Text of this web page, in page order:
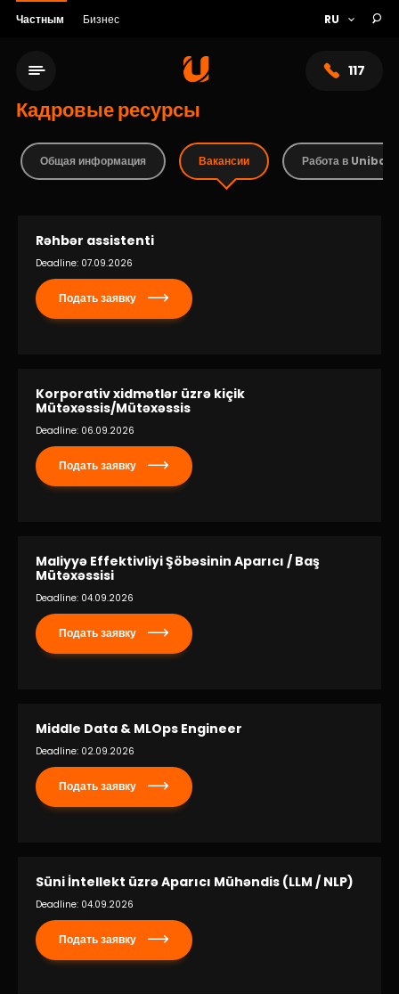
Частным Бизнес
117
Сеть обслуживания
Устойчивость
Кешбэк
Тарифы
F.A.Q
Кадровые ресурсы
Общая информация Вакансии Работа в
Rəhbər assistenti
Deadline: 07.09.2026
Подать заявку
Korporativ xidmətlər üzrə kiçik
Mütəxəssis/Mütəxəssis
Deadline: 06.09.2026
Подать заявку
Maliyyə Effektivliyi Şöbəsinin Aparıcı / Baş
Mütəxəssisi
Deadline: 04.09.2026
Подать заявку
Middle Data & MLOps Engineer
Deadline: 02.09.2026
Подать заявку
Süni İntellekt üzrə Aparıcı Mühəndis (LLM / NLP)
Deadline: 04.09.2026
Подать заявку